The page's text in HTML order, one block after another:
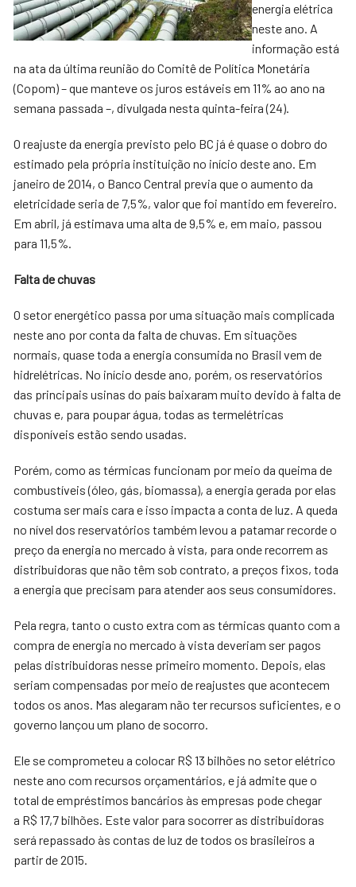
energia elétrica
neste ano. A
informação está
na ata da última reunião do Comitê de Política Monetária
(Copom) – que manteve os juros estáveis em 11% ao ano na
semana passada –, divulgada nesta quinta-feira (24).
O reajuste da energia previsto pelo BC já é quase o dobro do
estimado pela própria instituição no início deste ano. Em
janeiro de 2014, o Banco Central previa que o aumento da
eletricidade seria de 7,5%, valor que foi mantido em fevereiro.
Em abril, já estimava uma alta de 9,5% e, em maio, passou
para 11,5%.
Falta de chuvas
O setor energético passa por uma situação mais complicada
neste ano por conta da falta de chuvas. Em situações
normais, quase toda a energia consumida no Brasil vem de
hidrelétricas. No início desde ano, porém, os reservatórios
das principais usinas do país baixaram muito devido à falta de
chuvas e, para poupar água, todas as termelétricas
disponíveis estão sendo usadas.
Porém, como as térmicas funcionam por meio da queima de
combustíveis (óleo, gás, biomassa), a energia gerada por elas
costuma ser mais cara e isso impacta a conta de luz. A queda
no nível dos reservatórios também levou a patamar recorde o
preço da energia no mercado à vista, para onde recorrem as
distribuidoras que não têm sob contrato, a preços fixos, toda
a energia que precisam para atender aos seus consumidores.
Pela regra, tanto o custo extra com as térmicas quanto com a
compra de energia no mercado à vista deveriam ser pagos
pelas distribuidoras nesse primeiro momento. Depois, elas
seriam compensadas por meio de reajustes que acontecem
todos os anos. Mas alegaram não ter recursos suficientes, e o
governo lançou um plano de socorro.
Ele se comprometeu a colocar R$ 13 bilhões no setor elétrico
neste ano com recursos orçamentários, e já admite que o
total de empréstimos bancários às empresas pode chegar
a R$ 17,7 bilhões. Este valor para socorrer as distribuidoras
será repassado às contas de luz de todos os brasileiros a
partir de 2015.